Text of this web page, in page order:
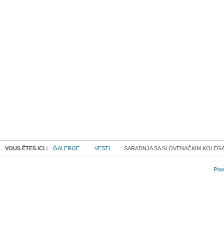
VOUS ÊTES ICI : GALERIJE VESTI SARADNJA SA SLOVENAČKIM